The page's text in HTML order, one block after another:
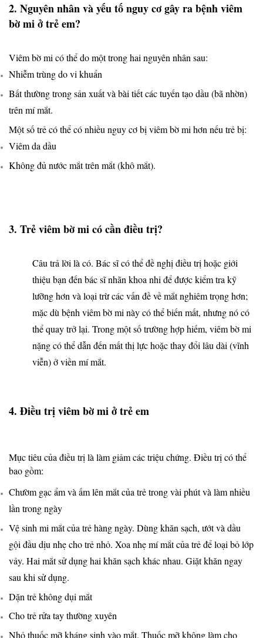
2. Nguyên nhân và yếu tố nguy cơ gây ra bệnh viêm
bờ mi ở trẻ em?
Viêm bờ mi có thể do một trong hai nguyên nhân sau:
Nhiễm trùng do vi khuẩn
Bất thường trong sản xuất và bài tiết các tuyến tạo dầu (bã nhờn)
trên mí mắt.
Một số trẻ có thể có nhiều nguy cơ bị viêm bờ mi hơn nếu trẻ bị:
Viêm da dầu
Không đủ nước mắt trên mắt (khô mắt).
3. Trẻ viêm bờ mi có cần điều trị?
Câu trả lời là có. Bác sĩ có thể đề nghị điều trị hoặc giới
thiệu bạn đến bác sĩ nhãn khoa nhi để được kiểm tra kỹ
lưỡng hơn và loại trừ các vấn đề về mắt nghiêm trọng hơn;
mặc dù bệnh viêm bờ mi này có thể biến mất, nhưng nó có
thể quay trở lại. Trong một số trường hợp hiếm, viêm bờ mi
nặng có thể dẫn đến mất thị lực hoặc thay đổi lâu dài (vĩnh
viễn) ở viền mí mắt.
4. Điều trị viêm bờ mi ở trẻ em
Mục tiêu của điều trị là làm giảm các triệu chứng. Điều trị có thể
bao gồm:
Chườm gạc ẩm và ấm lên mắt của trẻ trong vài phút và làm nhiều
lần trong ngày
Vệ sinh mi mắt của trẻ hàng ngày. Dùng khăn sạch, ướt và dầu
gội đầu dịu nhẹ cho trẻ nhỏ. Xoa nhẹ mí mắt của trẻ để loại bỏ lớp
vảy. Hai mắt sử dụng hai khăn sạch khác nhau. Giặt khăn ngay
sau khi sử dụng.
Dặn trẻ không dụi mắt
Cho trẻ rửa tay thường xuyên
Nhỏ thuốc mỡ kháng sinh vào mắt. Thuốc mỡ không làm cho